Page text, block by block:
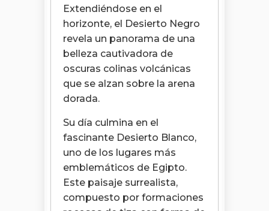
Extendiéndose en el
horizonte, el Desierto Negro
revela un panorama de una
belleza cautivadora de
oscuras colinas volcánicas
que se alzan sobre la arena
dorada.
Su día culmina en el
fascinante Desierto Blanco,
uno de los lugares más
emblemáticos de Egipto.
Este paisaje surrealista,
compuesto por formaciones